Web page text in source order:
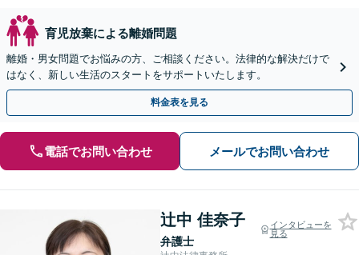
育児放棄による離婚問題
離婚・男女問題でお悩みの方、ご相談ください。法律的な解決だけで
はなく、新しい生活のスタートをサポートいたします。
料金表を見る
電話でお問い合わせ メールでお問い合わせ
辻中 佳奈子
弁護士
インタビューを
見る